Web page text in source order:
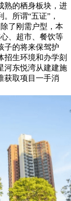
熟的栖身板块，进
所谓“五证”，
了刚需户型，本
、超市、餐饮等
子的将来保驾护
招生环境和办学刻
河东悦湾从建建施
获取项目一手消